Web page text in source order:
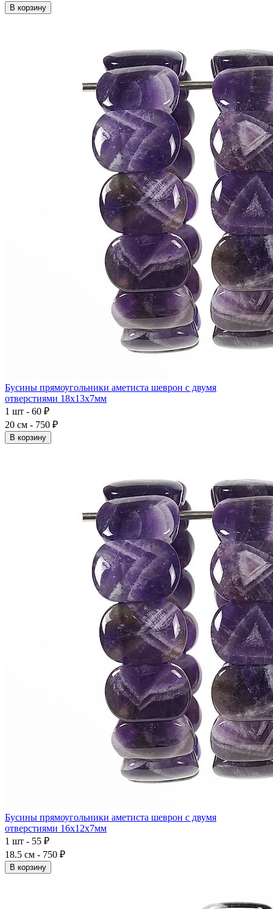
В корзину
Бусины прямоугольники аметиста шеврон с двумя
отверстиями 18x13x7мм
1 шт - 60 ₽
20 см - 750 ₽
В корзину
Бусины прямоугольники аметиста шеврон с двумя
отверстиями 16x12x7мм
1 шт - 55 ₽
18.5 см - 750 ₽
В корзину